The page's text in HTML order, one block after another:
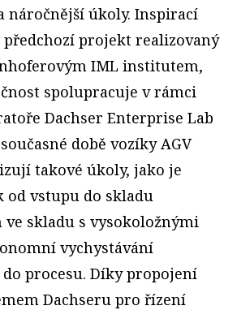
náročnější úkoly. Inspirací
předchozí projekt realizovaný
IML institutem,
spolupracuje v rámci
Dachser Enterprise Lab
době vozíky AGV
takové úkoly, jako je
od vstupu do skladu
ve skladu s vysokoložnými
vychystávání
procesu. Díky propojení
Dachseru pro řízení